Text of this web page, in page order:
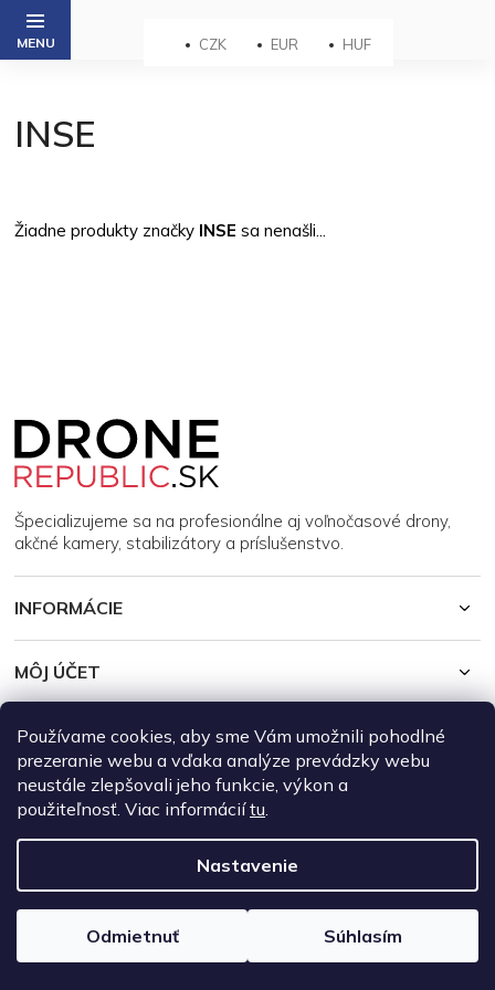
Používame cookies, aby sme Vám umožnili pohodlné
prezeranie webu a vďaka analýze prevádzky webu
neustále zlepšovali jeho funkcie, výkon a
použiteľnosť. Viac informáciítu.
Nastavenie
Odmietnuť Súhlasím
Prejsť
obsah
CZK EUR HUF
INSE
Žiadne produkty značky INSE sa nenašli...
Špecializujeme sa na profesionálne aj voľnočasové drony,
akčné kamery, stabilizátory a príslušenstvo.
INFORMÁCIE
MÔJ ÚČET
Vytvoril Shoptet
Copyright 2026DroneRepublic.sk . Všetky práva vyhradené.Upraviť
nastavenie cookies